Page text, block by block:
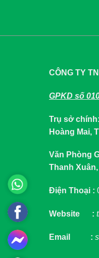
CÔNG TY
GPKD số
Trụ sở
Hoàng Mai,
Văn Phòng
Thanh Xuân,
Điện Thoại :
Website :
Email :